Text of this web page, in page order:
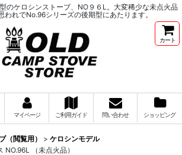
のケロシンストーブ、NO９６L。大変稀少な未点火品
われでNo.96シリーズの後期型にあたります。
カート
マイページ ご利用ガイド 問い合わせ ショッピング
（閲覧用） > ケロシンモデル
（未点火品）